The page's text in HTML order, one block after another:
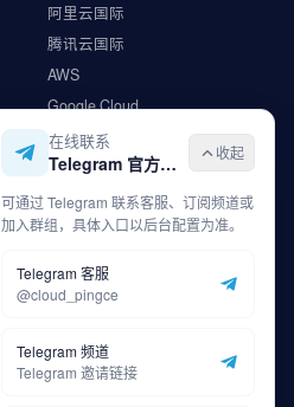
阿里云国际
腾讯云国际
AWS
Google Cloud
Microsoft Azure
华为云
商务合作
广告合作
内容合作
申请收录
在线联系
Telegram 官方入口 收起
可通过 Telegram 联系客服、订阅频道或
加入群组，具体入口以后台配置为准。
Telegram 客服
@cloud_pingce
Telegram 频道
Telegram 邀请链接